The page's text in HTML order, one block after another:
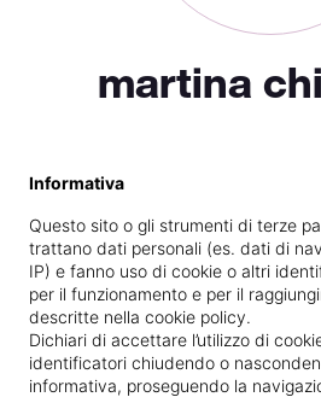
martina
Vedi le informazioni
Informativa
Questo sito o gli strumenti di terze
trattano dati personali (es. dati di
IP) e fanno uso di cookie o altri
per il funzionamento e per il
descritte nella cookie policy.
Dichiari di accettare l’utilizzo di
identificatori chiudendo o
informativa, proseguendo la